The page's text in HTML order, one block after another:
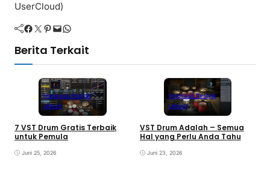
UserCloud)
Facebook Twitter Pinterest Mail WhatsApp
Berita Terkait
InspirasiLifestyle
Umum
7 VST Drum Gratis Terbaik
untuk Pemula
Juni 25, 2026
InspirasiLifestyle
Umum
VST Drum Adalah – Semua
Hal yang Perlu Anda Tahu
Juni 23, 2026